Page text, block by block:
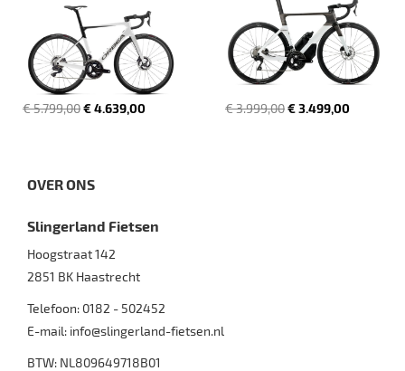
€ 5.799,00€ 4.639,00 € 3.999,00€ 3.499,00
OVER ONS
Slingerland Fietsen
Hoogstraat 142
2851 BK Haastrecht
Telefoon: 0182 - 502452
E-mail: info@slingerland-fietsen.nl
BTW: NL809649718B01